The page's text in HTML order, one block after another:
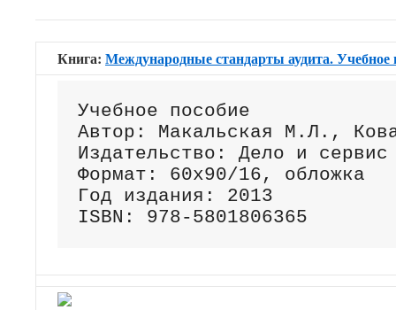
Книга: Международные стандарты аудита. Учебное
Учебное пособие
Автор: Макальская М.Л.,
Издательство: Дело и сервис
Формат: 60х90/16, обложка
Год издания: 2013
ISBN: 978-5801806365